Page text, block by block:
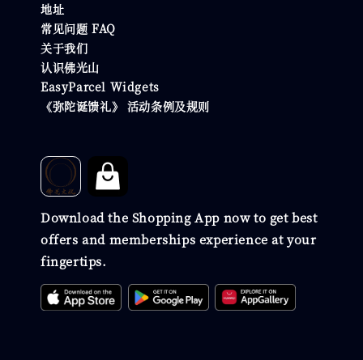
地址
常见问题 FAQ
关于我们
认识佛光山
EasyParcel Widgets
《弥陀诞馈礼》 活动条例及规则
Download the Shopping App now to get best
offers and memberships experience at your
fingertips.